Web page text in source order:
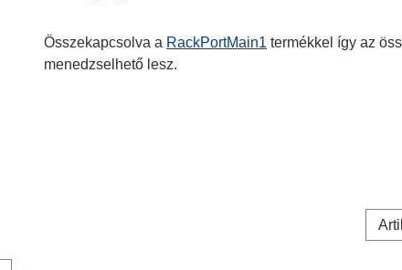
Összekapcsolva a RackPortMain1 termékkel így az
menedzselhető lesz.